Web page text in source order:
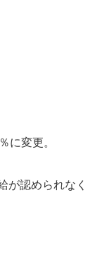
に変更。
が認められなく